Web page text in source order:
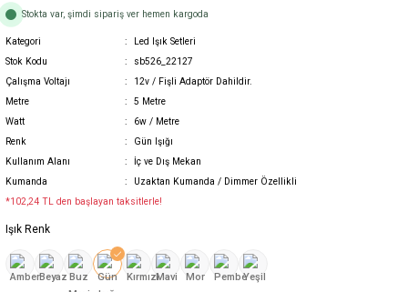
Stokta var, şimdi sipariş ver hemen kargoda
Kategori
Led Işık Setleri
Stok Kodu
sb526_22127
Çalışma Voltajı
12v / Fişli Adaptör Dahildir.
Metre
5 Metre
Watt
6w / Metre
Renk
Gün Işığı
Kullanım Alanı
İç ve Dış Mekan
Kumanda
Uzaktan Kumanda / Dimmer Özellikli
*102,24 TL den başlayan taksitlerle!
Işık Renk